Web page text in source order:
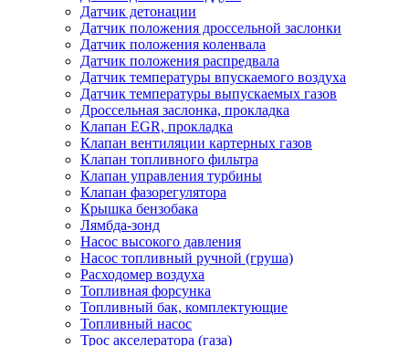
Датчик детонации
Датчик положения дроссельной заслонки
Датчик положения коленвала
Датчик положения распредвала
Датчик температуры впускаемого воздуха
Датчик температуры выпускаемых газов
Дроссельная заслонка, прокладка
Клапан EGR, прокладка
Клапан вентиляции картерных газов
Клапан топливного фильтра
Клапан управления турбины
Клапан фазорегулятора
Крышка бензобака
Лямбда-зонд
Насос высокого давления
Насос топливный ручной (груша)
Расходомер воздуха
Топливная форсунка
Топливный бак, комплектующие
Топливный насос
Трос акселератора (газа)